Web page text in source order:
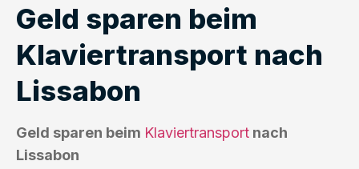
Geld sparen beim
Klaviertransport nach
Lissabon
Geld sparen beim Klaviertransport nach
Lissabon